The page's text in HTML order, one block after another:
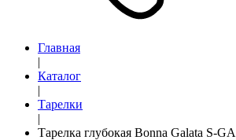
Главная
|
Каталог
|
Тарелки
|
Тарелка глубокая Bonna Galata S-